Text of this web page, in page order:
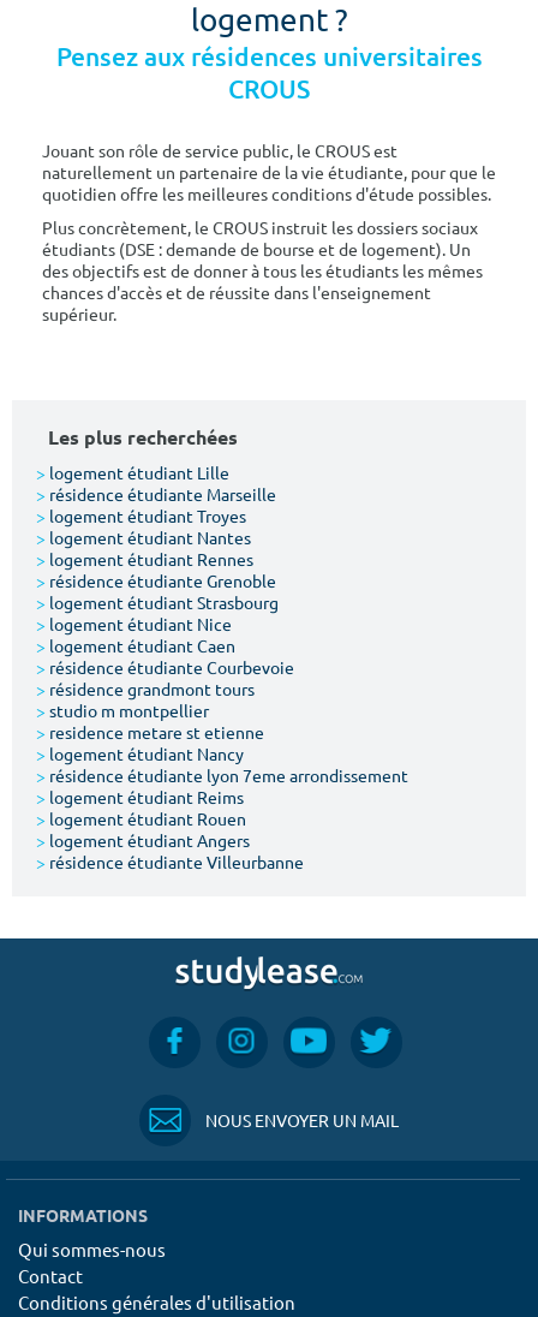
logement ?
Pensez aux résidences universitaires
CROUS
Jouant son rôle de service public, le CROUS est
naturellement un partenaire de la vie étudiante, pour que le
quotidien offre les meilleures conditions d'étude possibles.
Plus concrètement, le CROUS instruit les dossiers sociaux
étudiants (DSE : demande de bourse et de logement). Un
des objectifs est de donner à tous les étudiants les mêmes
chances d'accès et de réussite dans l'enseignement
supérieur.
Les plus recherchées
> logement étudiant Lille
> résidence étudiante Marseille
> logement étudiant Troyes
> logement étudiant Nantes
> logement étudiant Rennes
> résidence étudiante Grenoble
> logement étudiant Strasbourg
> logement étudiant Nice
> logement étudiant Caen
> résidence étudiante Courbevoie
> résidence grandmont tours
> studio m montpellier
> residence metare st etienne
> logement étudiant Nancy
> résidence étudiante lyon 7eme arrondissement
> logement étudiant Reims
> logement étudiant Rouen
> logement étudiant Angers
> résidence étudiante Villeurbanne
NOUS ENVOYER UN MAIL
INFORMATIONS
Qui sommes-nous
Contact
Conditions générales d'utilisation